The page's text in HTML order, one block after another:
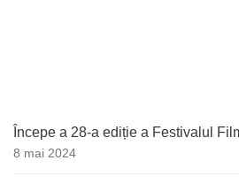
Începe a 28-a ediție a Festivalul
8 mai 2024